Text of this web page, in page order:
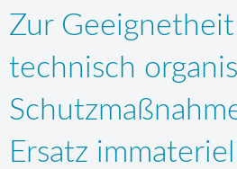
Zur
technisch
Ersatz